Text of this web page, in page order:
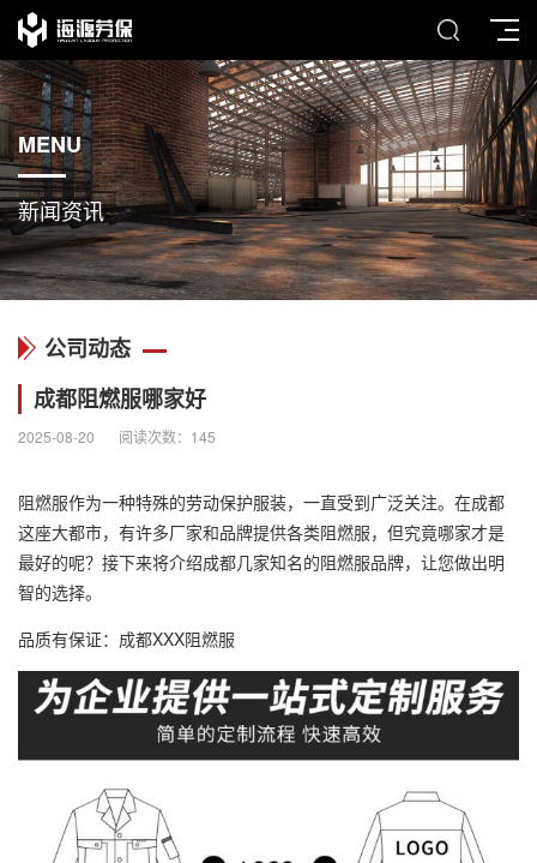
MENU
新闻资讯
公司动态
成都阻燃服哪家好
2025-08-20 阅读次数： 145
阻燃服作为一种特殊的劳动保护服装，一直受到广泛关注。在成都
这座大都市，有许多厂家和品牌提供各类阻燃服，但究竟哪家才是
最好的呢？接下来将介绍成都几家知名的阻燃服品牌，让您做出明
智的选择。
品质有保证：成都XXX阻燃服